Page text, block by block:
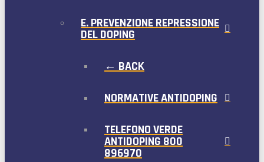
E. PREVENZIONE REPRESSIONE
DEL DOPING
← BACK
NORMATIVE ANTIDOPING
TELEFONO VERDE
ANTIDOPING 800
896970